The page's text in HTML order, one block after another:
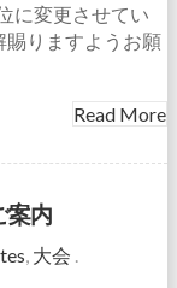
に変更させてい
賜りますようお願
Read More
案内
, 大会 .